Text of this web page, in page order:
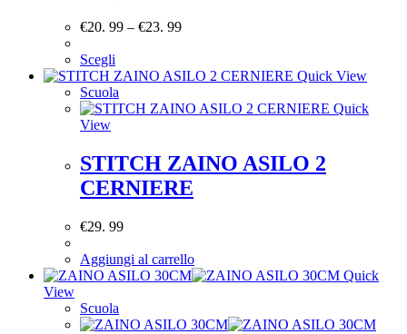
€20. 99 – €23. 99
Scegli
Quick View
Scuola
Quick
View
STITCH ZAINO ASILO 2
CERNIERE
€29. 99
Aggiungi al carrello
Quick
View
Scuola